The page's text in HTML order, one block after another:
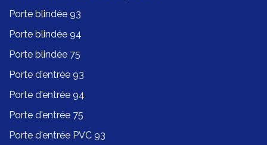
Porte blindée 93
Porte blindée 94
Porte blindée 75
Porte d'entrée 93
Porte d'entrée 94
Porte d'entrée 75
Porte d'entrée PVC 93